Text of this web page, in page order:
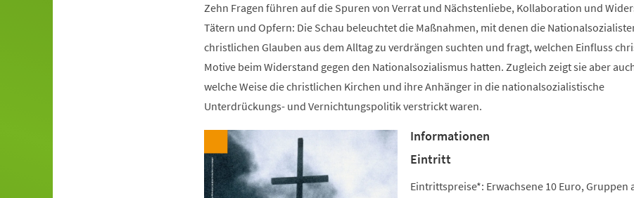
Zehn Fragen führen auf die Spuren von Verrat und Nächstenliebe, Kollaboration und
Tätern und Opfern: Die Schau beleuchtet die Maßnahmen, mit denen die
christlichen Glauben aus dem Alltag zu verdrängen suchten und fragt, welchen Einfluss
Motive beim Widerstand gegen den Nationalsozialismus hatten. Zugleich zeigt sie aber
welche Weise die christlichen Kirchen und ihre Anhänger in die nationalsozialistische
Unterdrückungs- und Vernichtungspolitik verstrickt waren.
Informationen
Eintritt
Eintrittspreise*: Erwachsene 10 Euro, Gruppen